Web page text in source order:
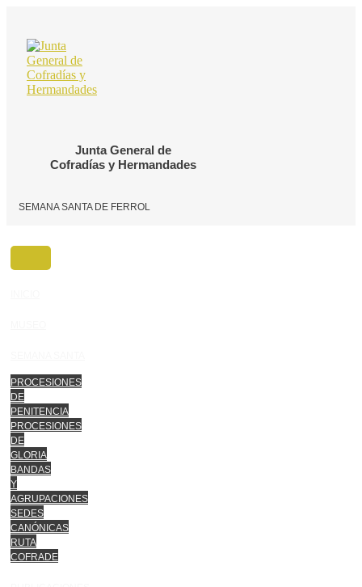
contenido
Junta General de
Cofradías y Hermandades
SEMANA SANTA DE FERROL
PROCESIONES
DE
PENITENCIA
PROCESIONES
DE
GLORIA
BANDAS
Y
AGRUPACIONES
SEDES
CANÓNICAS
RUTA
COFRADE